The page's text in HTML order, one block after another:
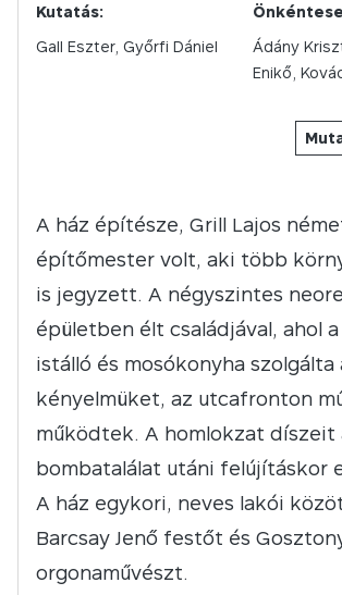
Kutatás:
Gall Eszter, Győrfi Dániel
Ádány
Enikő,
A ház építésze, Grill Lajos
építőmester volt, aki több
is jegyzett. A négyszintes
épületben élt családjával, ahol
istálló és mosókonyha szolgálta
kényelmüket, az utcafronton
működtek. A homlokzat díszeit
bombatalálat utáni felújításkor
A ház egykori, neves lakói
Barcsay Jenő festőt és
orgonaművészt.